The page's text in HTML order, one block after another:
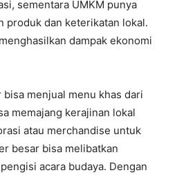
sementara UMKM punya
produk dan keterikatan lokal.
dampak ekonomi
menjual menu khas dari
memajang kerajinan lokal
atau merchandise untuk
besar bisa melibatkan
acara budaya. Dengan